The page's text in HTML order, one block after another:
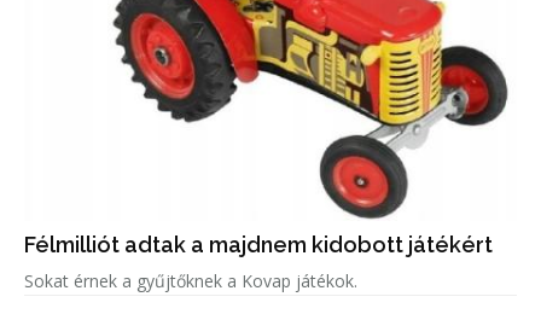
Félmilliót adtak a majdnem kidobott játékért
Sokat érnek a gyűjtőknek a Kovap játékok.